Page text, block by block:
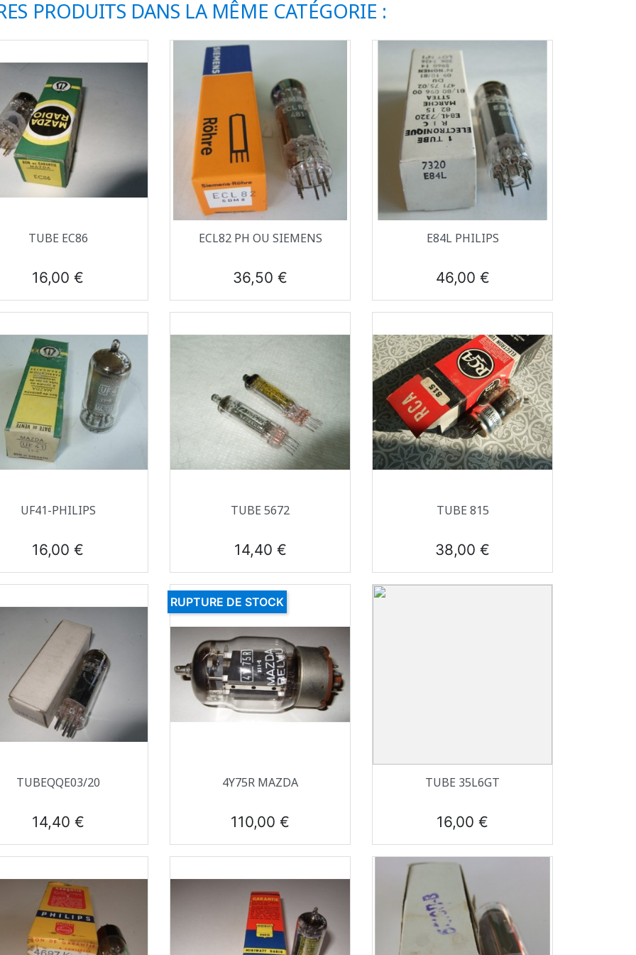
PRODUITS DANS LA MÊME CATÉGORIE :
Aperçu rapide
TUBE EC86
Prix
16,00 €
 Aperçu rapide
ECL82 PH OU SIEMENS
Prix
36,50 €
Aperçu rapide
E84L PHILIPS
Prix
46,00 €
 Aperçu rapide
UF41-PHILIPS
Prix
16,00 €
Aperçu rapide
TUBE 5672
Prix
14,40 €
Aperçu rapide
TUBE 815
Prix
38,00 €
 Aperçu rapide
TUBEQQE03/20
Prix
14,40 €
Aperçu rapide
4Y75R MAZDA
Prix
110,00 €
RUPTURE DE STOCK
Aperçu rapide
TUBE 35L6GT
Prix
16,00 €